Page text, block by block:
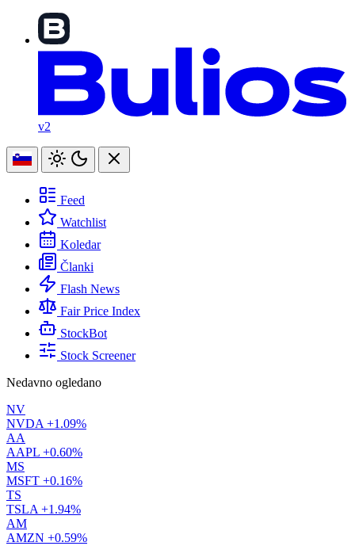
v2
Feed
Watchlist
Koledar
Članki
Flash News
Fair Price Index
StockBot
Stock Screener
Nedavno ogledano
NV
NVDA +1.09%
AA
AAPL +0.60%
MS
MSFT +0.16%
TS
TSLA +1.94%
AM
AMZN +0.59%